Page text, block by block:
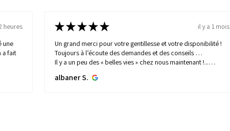
heures
une
a fait
★★★★★
il y a 1 mois
Un grand merci pour votre gentillesse et votre disponibilité !
Toujours à l’écoute des demandes et des conseils …
Il y a un peu des « belles vies » chez nous maintenant !...
albaner S.